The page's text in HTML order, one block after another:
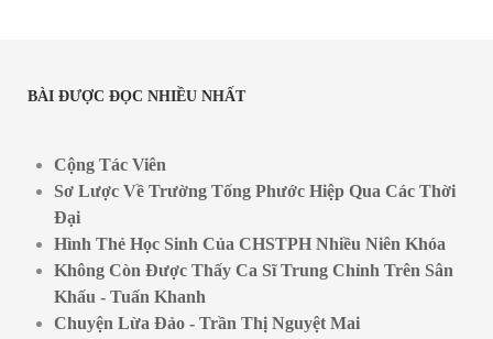
BÀI ĐƯỢC ĐỌC NHIỀU NHẤT
Cộng Tác Viên
Sơ Lược Về Trường Tống Phước Hiệp Qua Các Thời
Đại
Hình Thẻ Học Sinh Của CHSTPH Nhiều Niên Khóa
Không Còn Được Thấy Ca Sĩ Trung Chỉnh Trên Sân
Khấu - Tuấn Khanh
Chuyện Lừa Đảo - Trần Thị Nguyệt Mai